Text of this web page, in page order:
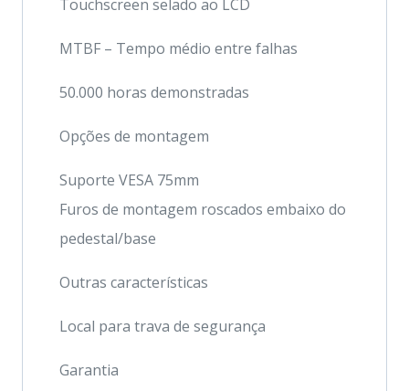
Touchscreen selado ao LCD
MTBF – Tempo médio entre falhas
50.000 horas demonstradas
Opções de montagem
Suporte VESA 75mm
Furos de montagem roscados embaixo do
pedestal/base
Outras características
Local para trava de segurança
Garantia